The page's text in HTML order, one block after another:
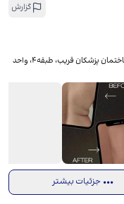
گزارش
تهران، خیابان شریعتی، خیابان یخچال، خیابان کی نژاد، ساختمان پزشکان قریب، طبقه۴، واحد
جزئیات بیشتر